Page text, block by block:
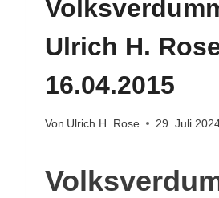
Ulrich H.
16.04.2015
Von Ulrich H. Rose 29. Juli